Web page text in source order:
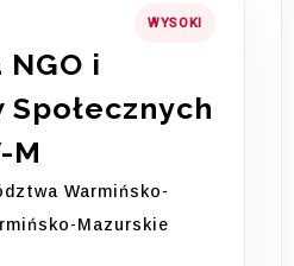
WYSOKI
i
M
Warmińsko-
Mazurskie